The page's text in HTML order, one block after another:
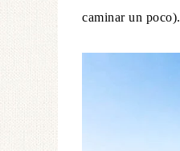
caminar un poco).